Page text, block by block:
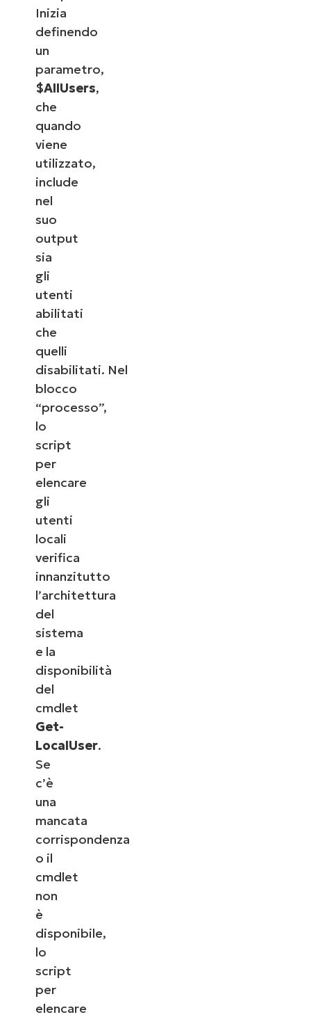
Inizia
definendo
un
parametro,
$AllUsers,
che
quando
viene
utilizzato,
include
nel
suo
output
sia
gli
utenti
abilitati
che
quelli
disabilitati. Nel
blocco
“processo”,
lo
script
per
elencare
gli
utenti
locali
verifica
innanzitutto
l’architettura
del
sistema
e la
disponibilità
del
cmdlet
Get-
LocalUser.
Se
c’è
una
mancata
corrispondenza
o il
cmdlet
non
è
disponibile,
lo
script
per
elencare